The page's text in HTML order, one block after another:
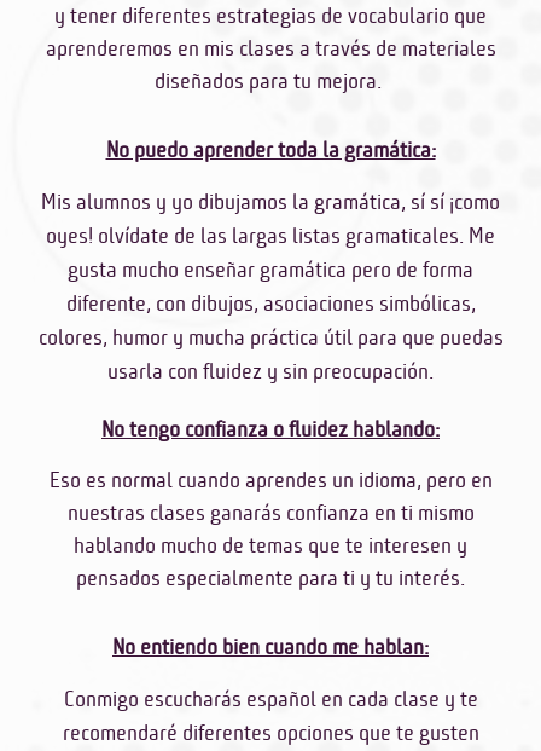
y tener diferentes estrategias de vocabulario que
aprenderemos en mis clases a través de materiales
diseñados para tu mejora.
No puedo aprender toda la gramática:
Mis alumnos y yo dibujamos la gramática, sí sí ¡como
oyes! olvídate de las largas listas gramaticales. Me
gusta mucho enseñar gramática pero de forma
diferente, con dibujos, asociaciones simbólicas,
colores, humor y mucha práctica útil para que puedas
usarla con fluidez y sin preocupación.
No tengo confianza o fluidez hablando:
Eso es normal cuando aprendes un idioma, pero en
nuestras clases ganarás confianza en ti mismo
hablando mucho de temas que te interesen y
pensados especialmente para ti y tu interés.
No entiendo bien cuando me hablan:
Conmigo escucharás español en cada clase y te
recomendaré diferentes opciones que te gusten